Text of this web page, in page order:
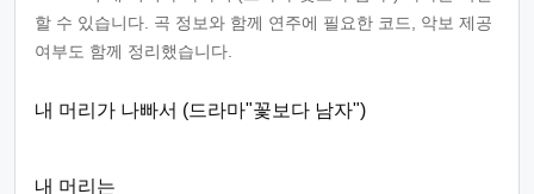
할 수 있습니다. 곡 정보와 함께 연주에 필요한 코드, 악보 제공
여부도 함께 정리했습니다.
내 머리가 나빠서 (드라마"꽃보다 남자")
내 머리는